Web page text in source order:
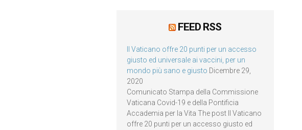
FEED RSS
Il Vaticano offre 20 punti per un accesso
giusto ed universale ai vaccini, per un
mondo più sano e giusto Dicembre 29,
2020
Comunicato Stampa della Commissione
Vaticana Covid-19 e della Pontificia
Accademia per la Vita The post Il Vaticano
offre 20 punti per un accesso giusto ed